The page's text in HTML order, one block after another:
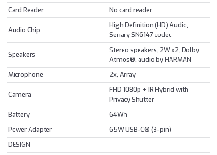
Card Reader
No card reader
Audio Chip
High Definition (HD) Audio,
Senary SN6147 codec
Speakers
Stereo speakers, 2W x2, Dolby
Atmos®, audio by HARMAN
Microphone
2x, Array
Camera
FHD 1080p + IR Hybrid with
Privacy Shutter
Battery
64Wh
Power Adapter
65W USB-C® (3-pin)
DESIGN